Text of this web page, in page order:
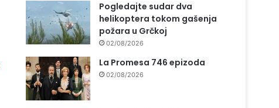
Pogledajte sudar dva
helikoptera tokom gašenja
požara u Grčkoj
02/08/2026
La Promesa 746 epizoda
02/08/2026